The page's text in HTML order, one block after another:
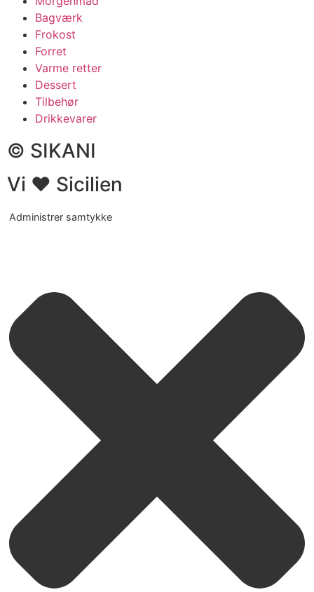
Bagværk
Frokost
Forret
Varme retter
Dessert
Tilbehør
Drikkevarer
© SIKANI
Vi ❤ Sicilien
Administrer samtykke